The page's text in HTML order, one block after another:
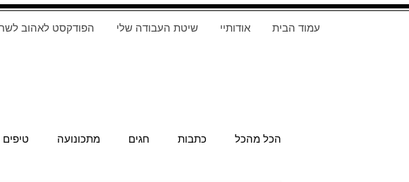
עמוד הבית אודותיי שיטת העבודה שלי הפודקסט לאהוב
הכל מהכל כתבות חגים מתכונועה